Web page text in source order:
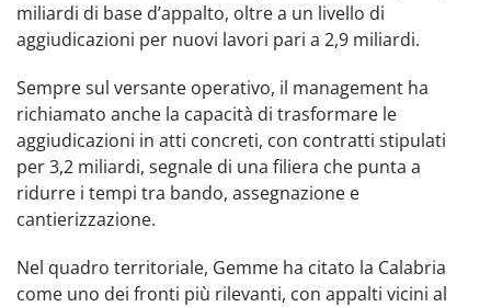
miliardi di base d’appalto, oltre a un livello di
aggiudicazioni per nuovi lavori pari a 2,9 miliardi.
Sempre sul versante operativo, il management ha
richiamato anche la capacità di trasformare le
aggiudicazioni in atti concreti, con contratti stipulati
per 3,2 miliardi, segnale di una filiera che punta a
ridurre i tempi tra bando, assegnazione e
cantierizzazione.
Nel quadro territoriale, Gemme ha citato la Calabria
come uno dei fronti più rilevanti, con appalti vicini al